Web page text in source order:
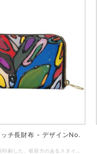
ッチ長財布 - デザインNo.